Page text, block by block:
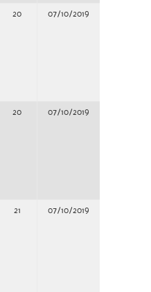
20 07/10/2019
20 07/10/2019
21 07/10/2019